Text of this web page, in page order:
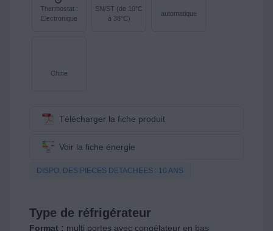
Thermostat :
Electronique
SN/ST (de 10°C
à 38°C)
automatique
Chine
Télécharger la fiche produit
Voir la fiche énergie
DISPO. DES PIECES DETACHEES : 10 ANS
Type de réfrigérateur
Format : multi portes avec congélateur en bas